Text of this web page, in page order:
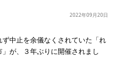
2022年09月20日
中止を余儀なくされていた「れ
が、３年ぶりに開催されまし